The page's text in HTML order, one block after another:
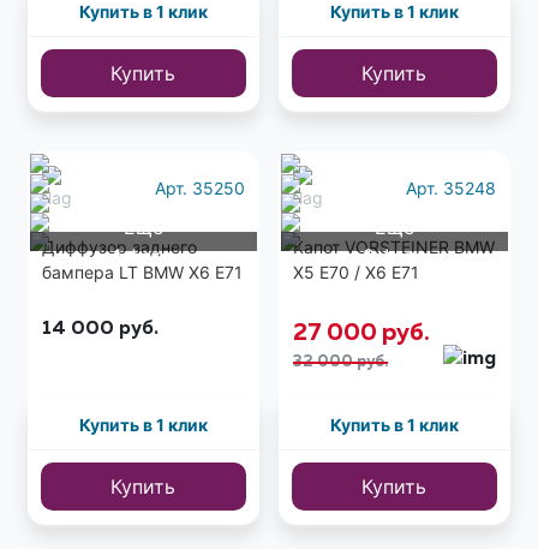
Купить в 1 клик
Купить
Купить в 1 клик
Купить
Еще
1 фото
Арт. 35250
Диффузор заднего
бампера LT BMW X6 E71
14 000 руб.
Купить в 1 клик
Купить
Еще
9 фото
Арт. 35248
Капот VORSTEINER BMW
X5 E70 / X6 E71
27 000 руб.
32 000 руб.
Купить в 1 клик
Купить